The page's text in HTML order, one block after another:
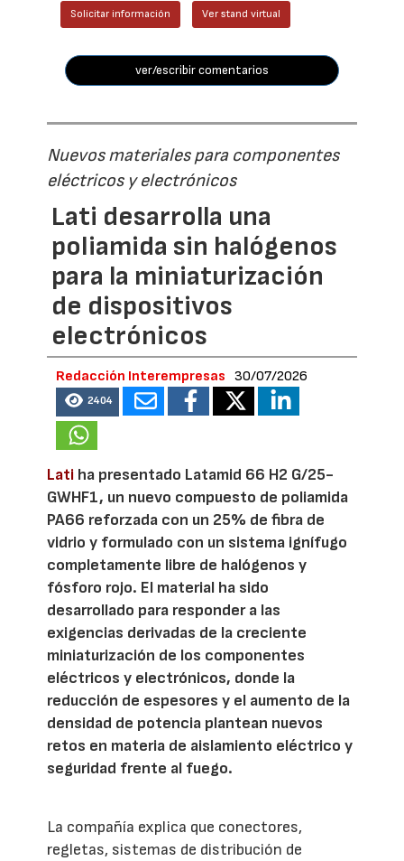
Solicitar información Ver stand virtual
ver/escribir comentarios
Nuevos materiales para componentes
eléctricos y electrónicos
Lati desarrolla una
poliamida sin halógenos
para la miniaturización
de dispositivos
electrónicos
Redacción Interempresas 30/07/2026
2404
Lati ha presentado Latamid 66 H2 G/25-
GWHF1, un nuevo compuesto de poliamida
PA66 reforzada con un 25% de fibra de
vidrio y formulado con un sistema ignífugo
completamente libre de halógenos y
fósforo rojo. El material ha sido
desarrollado para responder a las
exigencias derivadas de la creciente
miniaturización de los componentes
eléctricos y electrónicos, donde la
reducción de espesores y el aumento de la
densidad de potencia plantean nuevos
retos en materia de aislamiento eléctrico y
seguridad frente al fuego.
La compañía explica que conectores,
regletas, sistemas de distribución de